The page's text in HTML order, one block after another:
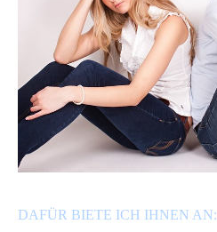
DAFÜR BIETE ICH IHNEN AN: